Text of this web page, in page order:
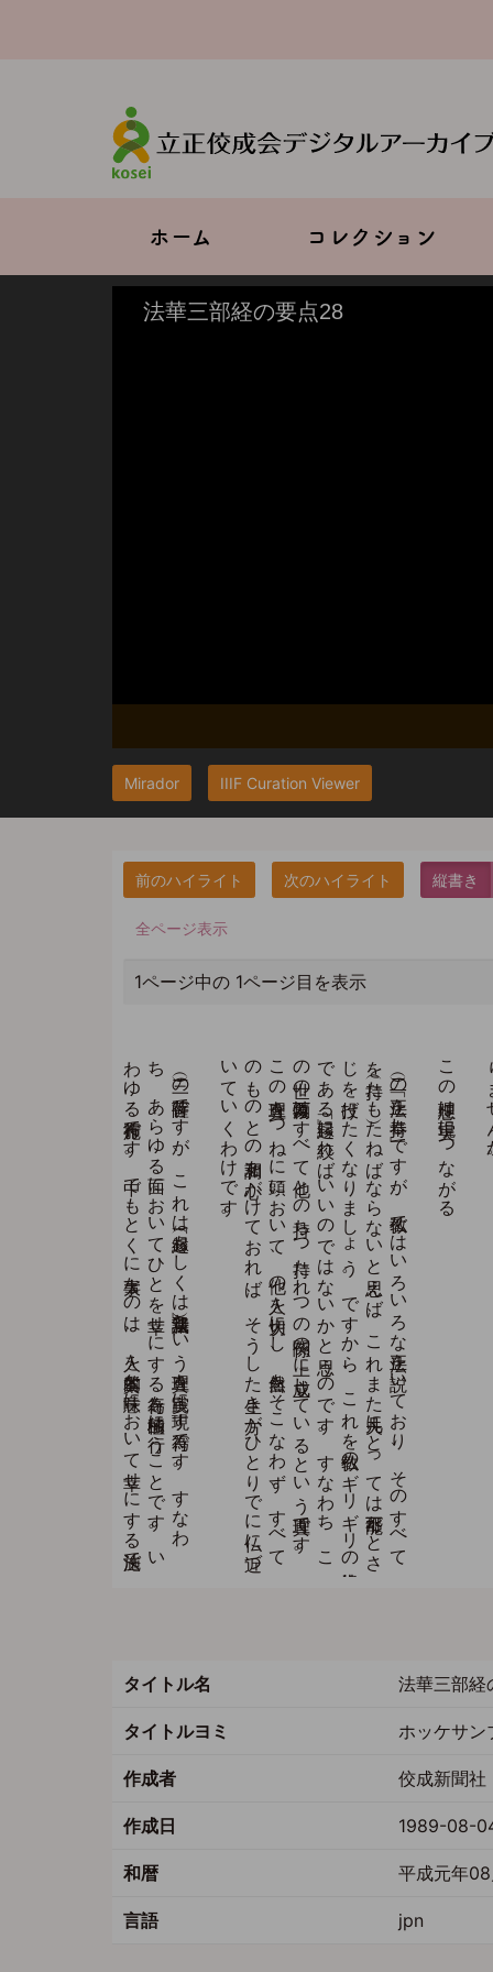
Main
navigation
ホーム コレクション
Mirador IIIF Curation Viewer
縦書き
全ページ表示
1ページ中の 1ページ目を表示
この理想は現実につながる
（二）の
「正法を
奉持し
」で
す
が
、
仏教で
は
い
ろ
い
ろ
な
正法を
説い
て
お
り
、
そ
の
す
べ
て
を
持（た
も
）た
ね
ば
な
ら
な
い
と
思え
ば
、
こ
れ
ま
た
凡夫に
と
っ
て
は
不可能だ
と
さ
じ
を
投げ
た
く
な
り
ま
し
ょ
う
。
で
す
か
ら
、
こ
れ
を
仏教の
ギ
リ
ギ
リ
の
根本法
で
あ
る
「縁起」に
絞れ
ば
い
い
の
で
は
な
い
か
と
思う
の
で
す
。
す
な
わ
ち
、
こ
の
世の
万物万象は
す
べ
て
他と
の
持ち
つ
持た
れ
つ
の
関係の
上に
成立し
て
い
る
と
い
う
真理で
す
。
こ
の
真理を
つ
ね
に
頭に
お
い
て
、
他の
人を
大切に
し
、
自然を
そ
こ
な
わ
ず
、
す
べ
て
の
も
の
と
の
調和を
心が
け
て
お
れ
ば
、
そ
う
し
た
生き
方が
ひ
と
り
で
に
仏に
近づ
い
て
い
く
わ
け
で
す
。
（三）の
菩薩行で
す
が
、
こ
れ
は
「縁起（も
し
く
は
諸法無我）」と
い
う
真理を
実践に
現す
行為で
す
。
す
な
わ
ち
、
あ
ら
ゆ
る
面に
お
い
て
ひ
と
を
幸せ
に
す
る
行為を
積極的に
行う
こ
と
で
す
。
い
わ
ゆ
る
布施行で
す
。
中で
も
と
く
に
大事な
の
は
、
人を
本質的な
意味に
お
い
て
幸せ
に
す
る
法施で
し
ょ
う
。
物質的な
布施は
お
お
む
ね
一時的な
効果し
か
あ
り
ま
せ
ん
が
、
積極的な
布施で
あ
る
法施（仏法を
説く
だ
け
で
な
く
、
人を
仏道に
導く
こ
と
も
）は
、
永久に
そ
の
人を
幸せ
に
す
る
次元の
高い
行為で
あ
っ
て
、
こ
れ
が
最高の
菩薩行で
あ
り
ま
す
タイトル名 法華三部経
タイトルヨミ ホッケサ
作成者 佼成新聞社
作成日 1989-08-
和暦 平成元年
言語 jpn